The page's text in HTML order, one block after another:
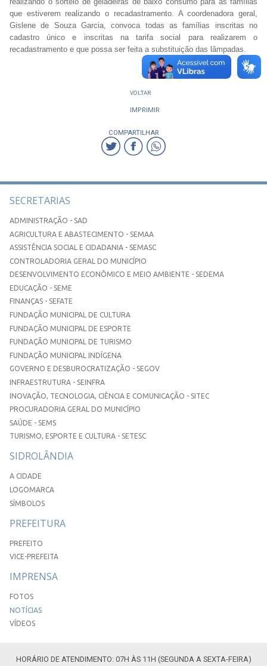
que estiverem realizando o recadastramento. A coordenadora geral,
Gislene de Souza Garcia, convoca todas as famílias inscritas no
cadastro único e inscritas na tarifa social para realizarem o
recadastramento e que possa ser feita a substituição das lâmpadas.
VOLTAR
IMPRIMIR
COMPARTILHAR
SECRETARIAS
ADMINISTRAÇÃO - SAD
AGRICULTURA E ABASTECIMENTO - SEMAA
ASSISTÊNCIA SOCIAL E CIDADANIA - SEMASC
CONTROLADORIA GERAL DO MUNICÍPIO
DESENVOLVIMENTO ECONÔMICO E MEIO AMBIENTE - SEDEMA
EDUCAÇÃO - SEME
FINANÇAS - SEFATE
FUNDAÇÃO MUNICIPAL DE CULTURA
FUNDAÇÃO MUNICIPAL DE ESPORTE
FUNDAÇÃO MUNICIPAL DE TURISMO
FUNDAÇÃO MUNICIPAL INDÍGENA
GOVERNO E DESBUROCRATIZAÇÃO - SEGOV
INFRAESTRUTURA - SEINFRA
INOVAÇÃO, TECNOLOGIA, CIÊNCIA E COMUNICAÇÃO - SITEC
PROCURADORIA GERAL DO MUNICÍPIO
SAÚDE - SEMS
TURISMO, ESPORTE E CULTURA - SETESC
SIDROLÂNDIA
A CIDADE
LOGOMARCA
SÍMBOLOS
PREFEITURA
PREFEITO
VICE-PREFEITA
IMPRENSA
FOTOS
NOTÍCIAS
VÍDEOS
HORÁRIO DE ATENDIMENTO: 07H ÀS 11H (SEGUNDA A SEXTA-FEIRA)